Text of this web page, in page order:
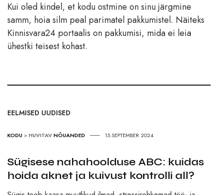
Kui oled kindel, et kodu ostmine on sinu järgmine
samm, hoia silm peal parimatel pakkumistel. Näiteks
Kinnisvara24 portaalis on pakkumisi, mida ei leia
ühestki teisest kohast.
EELMISED UUDISED
KODU >HUVITAVNÕUANDED 15.SEPTEMBER 2024
Sügisese nahahoolduse ABC: kuidas
hoida aknet ja kuivust kontrolli all?